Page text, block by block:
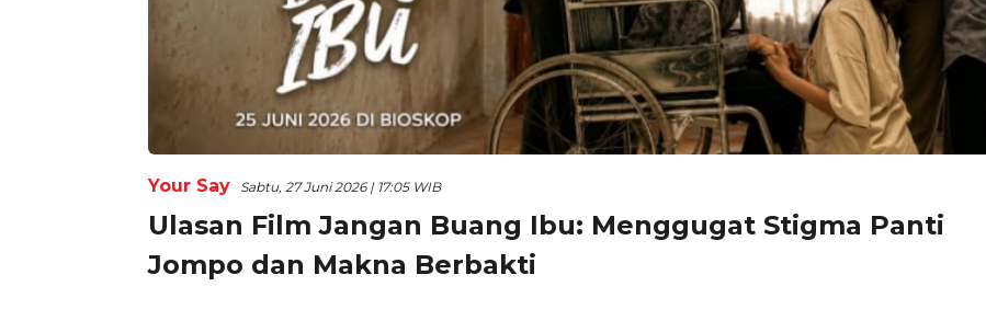
Your Say Sabtu, 27 Juni 2026 | 17:05 WIB
Ulasan Film Jangan Buang Ibu: Menggugat Stigma Panti
Jompo dan Makna Berbakti